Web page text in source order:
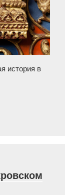
история в